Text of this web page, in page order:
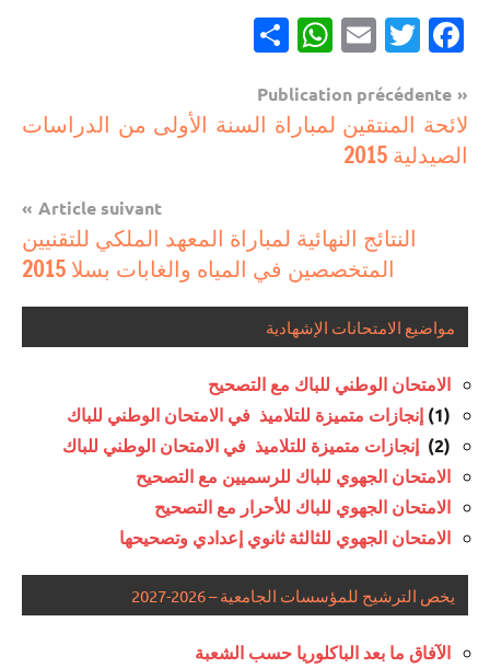
Facebook
Twitter
Email
WhatsApp
مباريات
مباريات
Navigation
de
l’article
Publication précédente
لائحة المنتقين لمباراة السنة الأولى من الدراسات
الصيدلية 2015
Article suivant
النتائج النهائية لمباراة المعهد الملكي للتقنيين
المتخصصين في المياه والغابات بسلا 2015
مواضيع الامتحانات الإشهادية
الامتحان الوطني للباك مع التصحيح
(1)
إنجازات متميزة للتلاميذ في الامتحان الوطني للباك
(2)
إنجازات متميزة للتلاميذ في الامتحان الوطني للباك
الامتحان الجهوي للباك للرسميين مع التصحيح
الامتحان الجهوي للباك للأحرار مع التصحيح
الامتحان الجهوي للثالثة ثانوي إعدادي وتصحيحها
يخص الترشيح للمؤسسات الجامعية – 2026-2027
الآفاق ما بعد الباكلوريا حسب الشعبة